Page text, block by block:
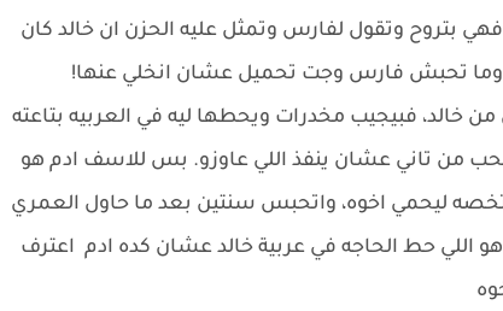
بتروح وتقول لفارس وتمثل عليه الحزن ان خالد كان
وما تحبش فارس وجت تحميل عشان انخلي عنها!
خالد، فبيجيب مخدرات ويحطها ليه في العربيه بتاعته
من تاني عشان ينفذ اللي عاوزو. بس للاسف ادم هو
تخصه ليحمي اخوه، واتحبس سنتين بعد ما حاول العمري
اللي حط الحاجه في عربية خالد عشان كده ادم اعترف